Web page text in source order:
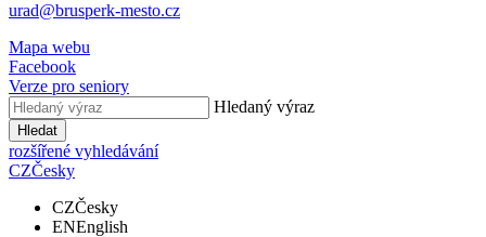
urad@brusperk-mesto.cz
Mapa webu
Facebook
Verze pro seniory
Hledaný výraz
Hledat
rozšířené vyhledávání
CZČesky
CZČesky
ENEnglish